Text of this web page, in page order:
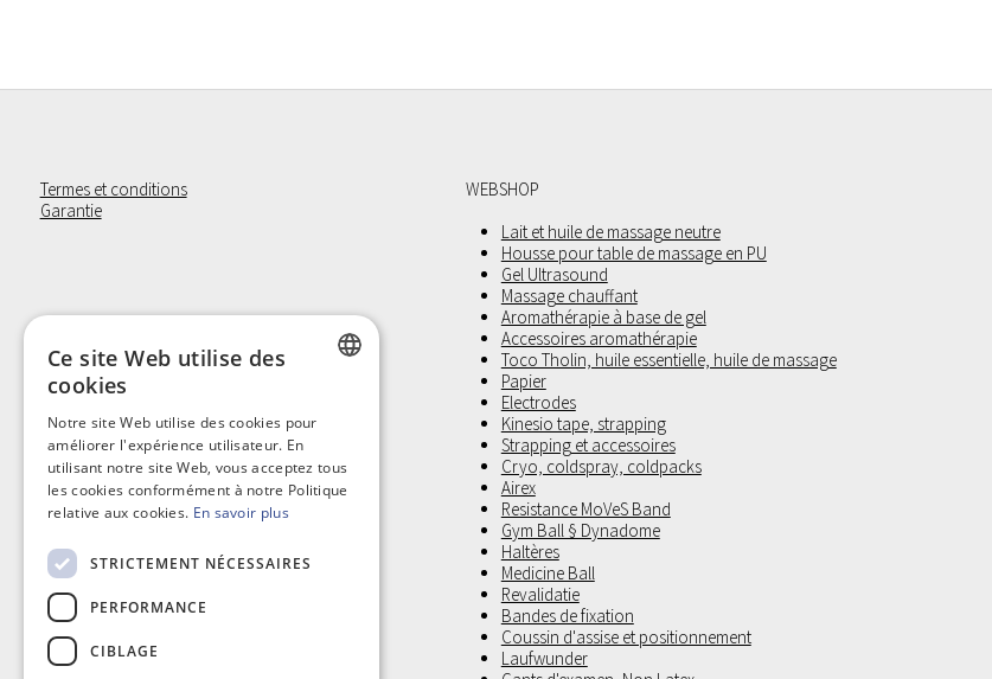
Termes et conditions
Garantie
WEBSHOP
Lait et huile de massage neutre
Housse pour table de massage en PU
Gel Ultrasound
Massage chauffant
Aromathérapie à base de gel
Accessoires aromathérapie
Toco Tholin, huile essentielle, huile de massage
Papier
Electrodes
Kinesio tape, strapping
Strapping et accessoires
Cryo, coldspray, coldpacks
Airex
Resistance MoVeS Band
Gym Ball § Dynadome
Haltères
Medicine Ball
Revalidatie
Bandes de fixation
Coussin d'assise et positionnement
Laufwunder
FRENCH
Ce site Web utilise des
cookies
Notre site Web utilise des cookies pour
améliorer l'expérience utilisateur. En
utilisant notre site Web, vous acceptez tous
les cookies conformément à notre Politique
relative aux cookies. En savoir plus
STRICTEMENT NÉCESSAIRES
PERFORMANCE
CIBLAGE